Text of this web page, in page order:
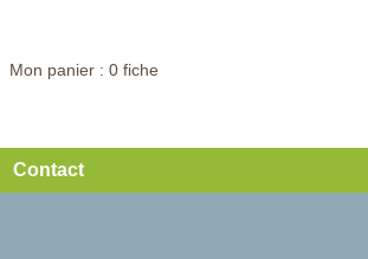
Mon panier : 0 fiche
Contact